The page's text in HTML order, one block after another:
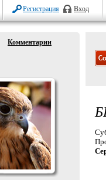
Регистрация Вход
Комментарии